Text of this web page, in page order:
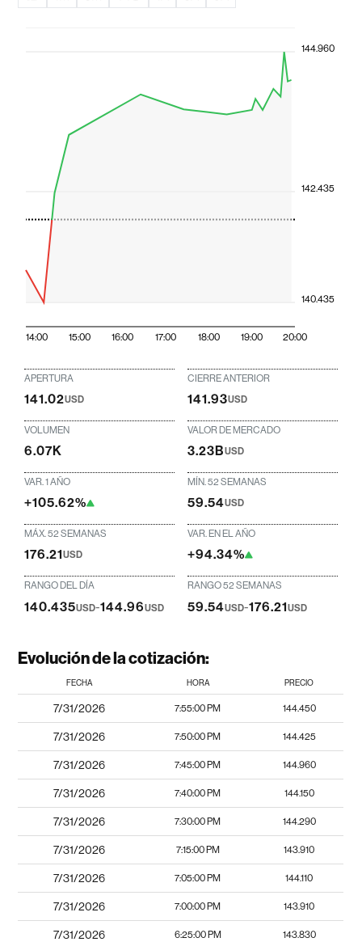
14:00 15:00 16:00 17:00 18:00 19:00 20:00
140.435
142.435
144.960
APERTURA
141.02USD
CIERRE ANTERIOR
141.93USD
VOLUMEN
6.07K
VALOR DE MERCADO
3.23BUSD
VAR. 1 AÑO
+105.62%
MÍN. 52 SEMANAS
59.54USD
MÁX. 52 SEMANAS
176.21USD
VAR. EN EL AÑO
+94.34%
RANGO DEL DÍA
140.435USD-144.96USD
RANGO 52 SEMANAS
59.54USD-176.21USD
Evolución de la cotización:
FECHA HORA PRECIO
7/31/2026 7:55:00 PM 144.450
7/31/2026 7:50:00 PM 144.425
7/31/2026 7:45:00 PM 144.960
7/31/2026 7:40:00 PM 144.150
7/31/2026 7:30:00 PM 144.290
7/31/2026 7:15:00 PM 143.910
7/31/2026 7:05:00 PM 144.110
7/31/2026 7:00:00 PM 143.910
7/31/2026 6:25:00 PM 143.830